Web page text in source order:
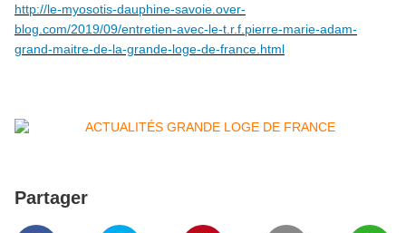
http://le-myosotis-dauphine-savoie.over-
blog.com/2019/09/entretien-avec-le-t.r.f.pierre-marie-adam-
grand-maitre-de-la-grande-loge-de-france.html
Partager